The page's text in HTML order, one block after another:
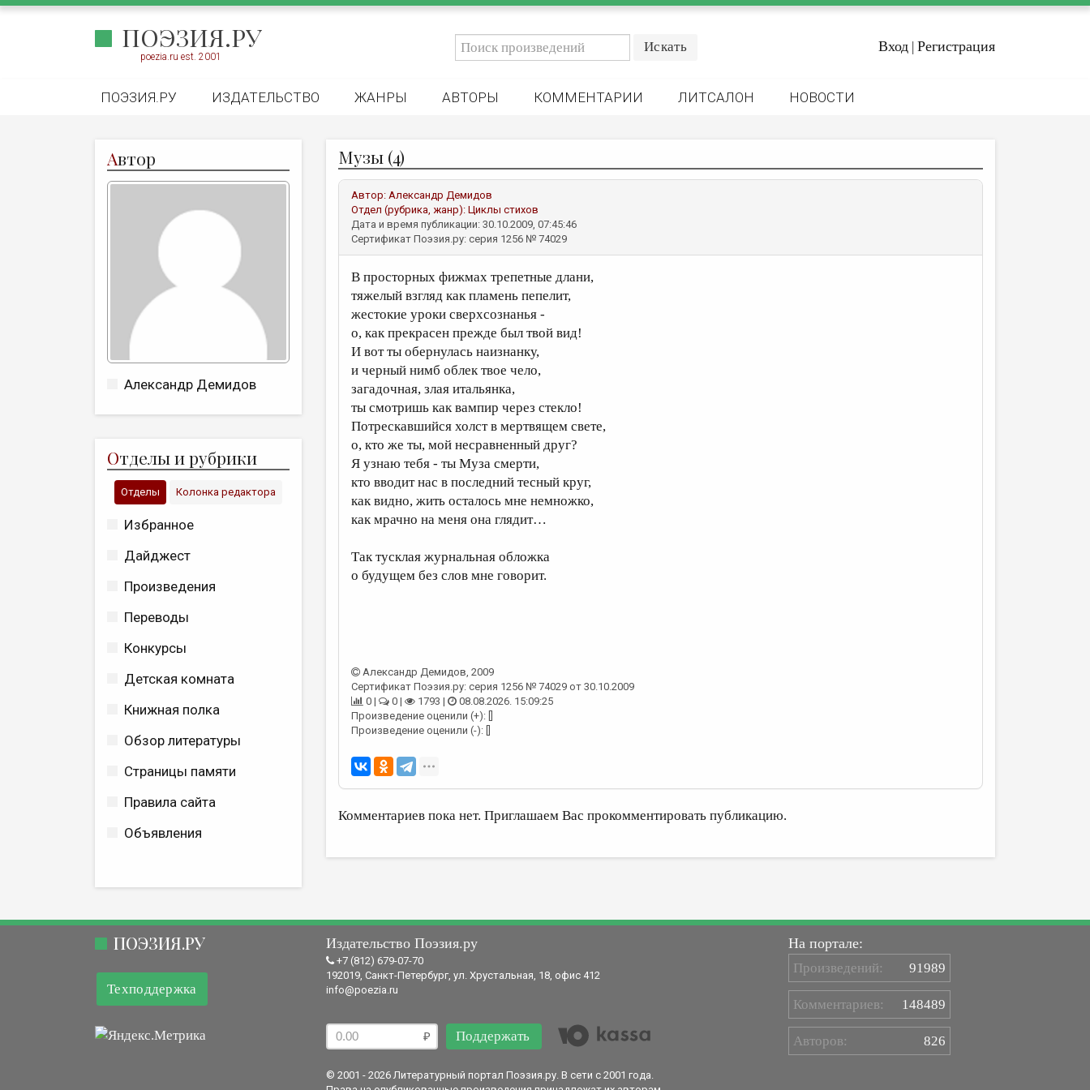
ПОЭЗИЯ.РУ
poezia.ru est. 2001
Вход | Регистрация
ПОЭЗИЯ.РУ ИЗДАТЕЛЬСТВО ЖАНРЫ АВТОРЫ КОММЕНТАРИИ ЛИТСАЛОН НОВОСТИ
Автор
Александр Демидов
Отделы и рубрики
Отделы Колонка редактора
Избранное
Дайджест
Произведения
Переводы
Конкурсы
Детская комната
Книжная полка
Обзор литературы
Страницы памяти
Правила сайта
Объявления
Музы (4)
Автор: Александр Демидов
Отдел (рубрика, жанр): Циклы стихов
Дата и время публикации: 30.10.2009, 07:45:46
Сертификат Поэзия.ру: серия 1256 № 74029
В просторных фижмах трепетные длани,
тяжелый взгляд как пламень пепелит,
жестокие уроки сверхсознанья -
о, как прекрасен прежде был твой вид!
И вот ты обернулась наизнанку,
и черный нимб облек твое чело,
загадочная, злая итальянка,
ты смотришь как вампир через стекло!
Потрескавшийся холст в мертвящем свете,
о, кто же ты, мой несравненный друг?
Я узнаю тебя - ты Муза смерти,
кто вводит нас в последний тесный круг,
как видно, жить осталось мне немножко,
как мрачно на меня она глядит…
Так тусклая журнальная обложка
о будущем без слов мне говорит.
Александр Демидов, 2009
Сертификат Поэзия.ру: серия 1256 № 74029 от 30.10.2009
0 |
0 | 1793 |
08.08.2026. 15:09:25
Произведение оценили (+): []
Произведение оценили (-): []
Комментариев пока нет. Приглашаем Вас прокомментировать публикацию.
ПОЭЗИЯ.РУ
Техподдержка
Издательство Поэзия.ру
+7 (812) 679-07-70
192019, Санкт-Петербург, ул. Хрустальная, 18, офис 412
info@poezia.ru
Поддержать
© 2001 - 2026 Литературный портал Поэзия.ру. В сети с 2001 года.
На портале:
Произведений: 91989
Комментариев: 148489
Авторов: 826